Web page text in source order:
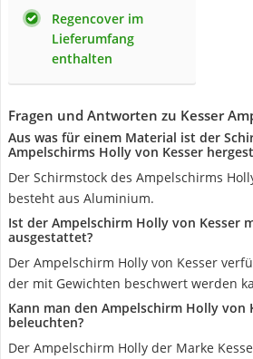
Regencover im
Lieferumfang
enthalten
Fragen und Antworten zu Kesser
Aus was für einem Material ist der
Ampelschirms Holly von Kesser
Der Schirmstock des Ampelschirms
besteht aus Aluminium.
Ist der Ampelschirm Holly von Kesser
ausgestattet?
Der Ampelschirm Holly von Kesser
der mit Gewichten beschwert werden
Kann man den Ampelschirm Holly von
beleuchten?
Der Ampelschirm Holly der Marke